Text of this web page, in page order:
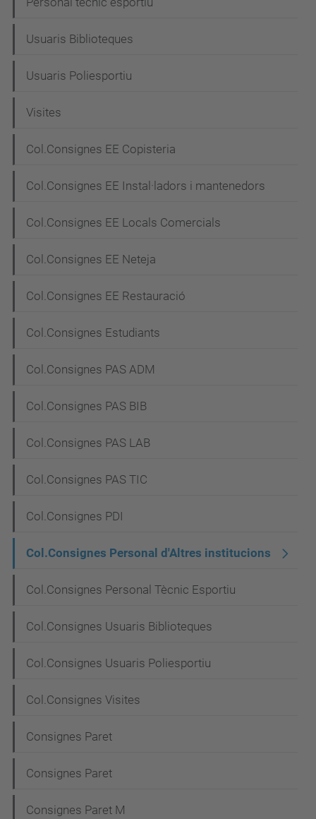
Usuaris Biblioteques
Usuaris Poliesportiu
Visites
Col.Consignes EE Copisteria
Col.Consignes EE Instal·ladors i mantenedors
Col.Consignes EE Locals Comercials
Col.Consignes EE Neteja
Col.Consignes EE Restauració
Col.Consignes Estudiants
Col.Consignes PAS ADM
Col.Consignes PAS BIB
Col.Consignes PAS LAB
Col.Consignes PAS TIC
Col.Consignes PDI
Col.Consignes Personal d'Altres institucions
Col.Consignes Personal Tècnic Esportiu
Col.Consignes Usuaris Biblioteques
Col.Consignes Usuaris Poliesportiu
Col.Consignes Visites
Consignes Paret
Consignes Paret
Consignes Paret M